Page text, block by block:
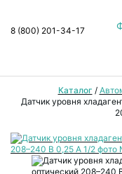
8 (800) 201-34-17
Каталог /
Датчик уровня